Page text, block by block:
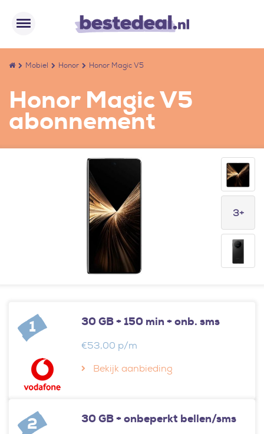
Mobiel Honor Honor Magic V5
Honor Magic V5
abonnement
3+
1 30 GB + 150 min + onb. sms
€53,00 p/m
Bekijk aanbieding
2 30 GB + onbeperkt bellen/sms